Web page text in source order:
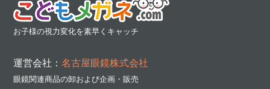
お子様の視力変化を素早くキャッチ
運営会社：名古屋眼鏡株式会社
眼鏡関連商品の卸および企画・販売